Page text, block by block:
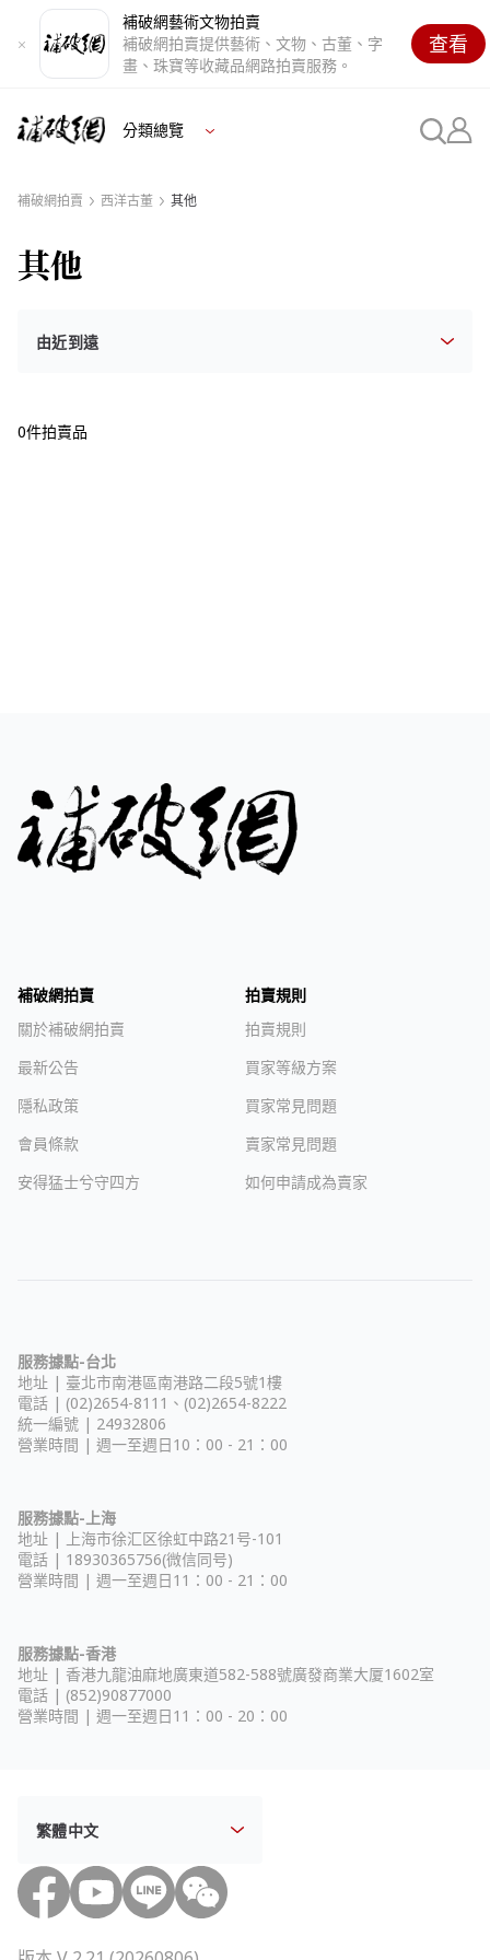
補破網藝術文物拍賣
補破網拍賣提供藝術、文物、古董、字
畫、珠寶等收藏品網路拍賣服務。
查看
分類總覽
補破網拍賣 西洋古董 其他
其他
0件拍賣品
補破網拍賣
關於補破網拍賣
最新公告
隱私政策
會員條款
安得猛士兮守四方
拍賣規則
拍賣規則
買家等級方案
買家常見問題
賣家常見問題
如何申請成為賣家
服務據點-台北
地址 | 臺北市南港區南港路二段5號1樓
電話 | (02)2654-8111、(02)2654-8222
統一編號 | 24932806
營業時間 | 週一至週日10：00 - 21：00
服務據點-上海
地址 |
上海市徐汇区徐虹中路21号-101
電話 | 18930365756(微信同号)
營業時間 | 週一至週日11：00 - 21：00
服務據點-香港
地址 | 香港九龍油麻地廣東道582-588號廣發商業大厦1602室
電話 | (852)90877000
營業時間 | 週一至週日11：00 - 20：00